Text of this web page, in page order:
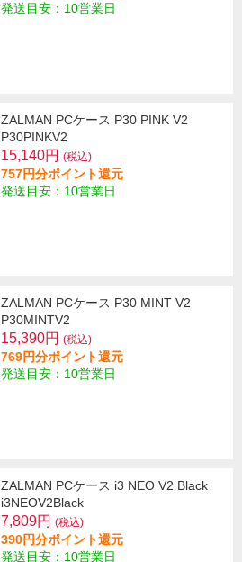
発送目安：10営業日
ZALMAN PCケース P30 PINK V2
P30PINKV2
15,140円 (税込)
757円分ポイント還元
発送目安：10営業日
ZALMAN PCケース P30 MINT V2
P30MINTV2
15,390円 (税込)
769円分ポイント還元
発送目安：10営業日
ZALMAN PCケース i3 NEO V2 Black
i3NEOV2Black
7,809円 (税込)
390円分ポイント還元
発送目安：10営業日